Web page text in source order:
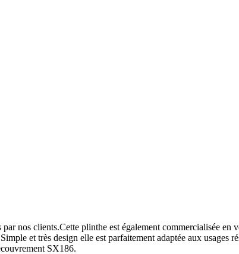
nos clients.Cette plinthe est également commercialisée
et très design elle est parfaitement adaptée aux
SX186.